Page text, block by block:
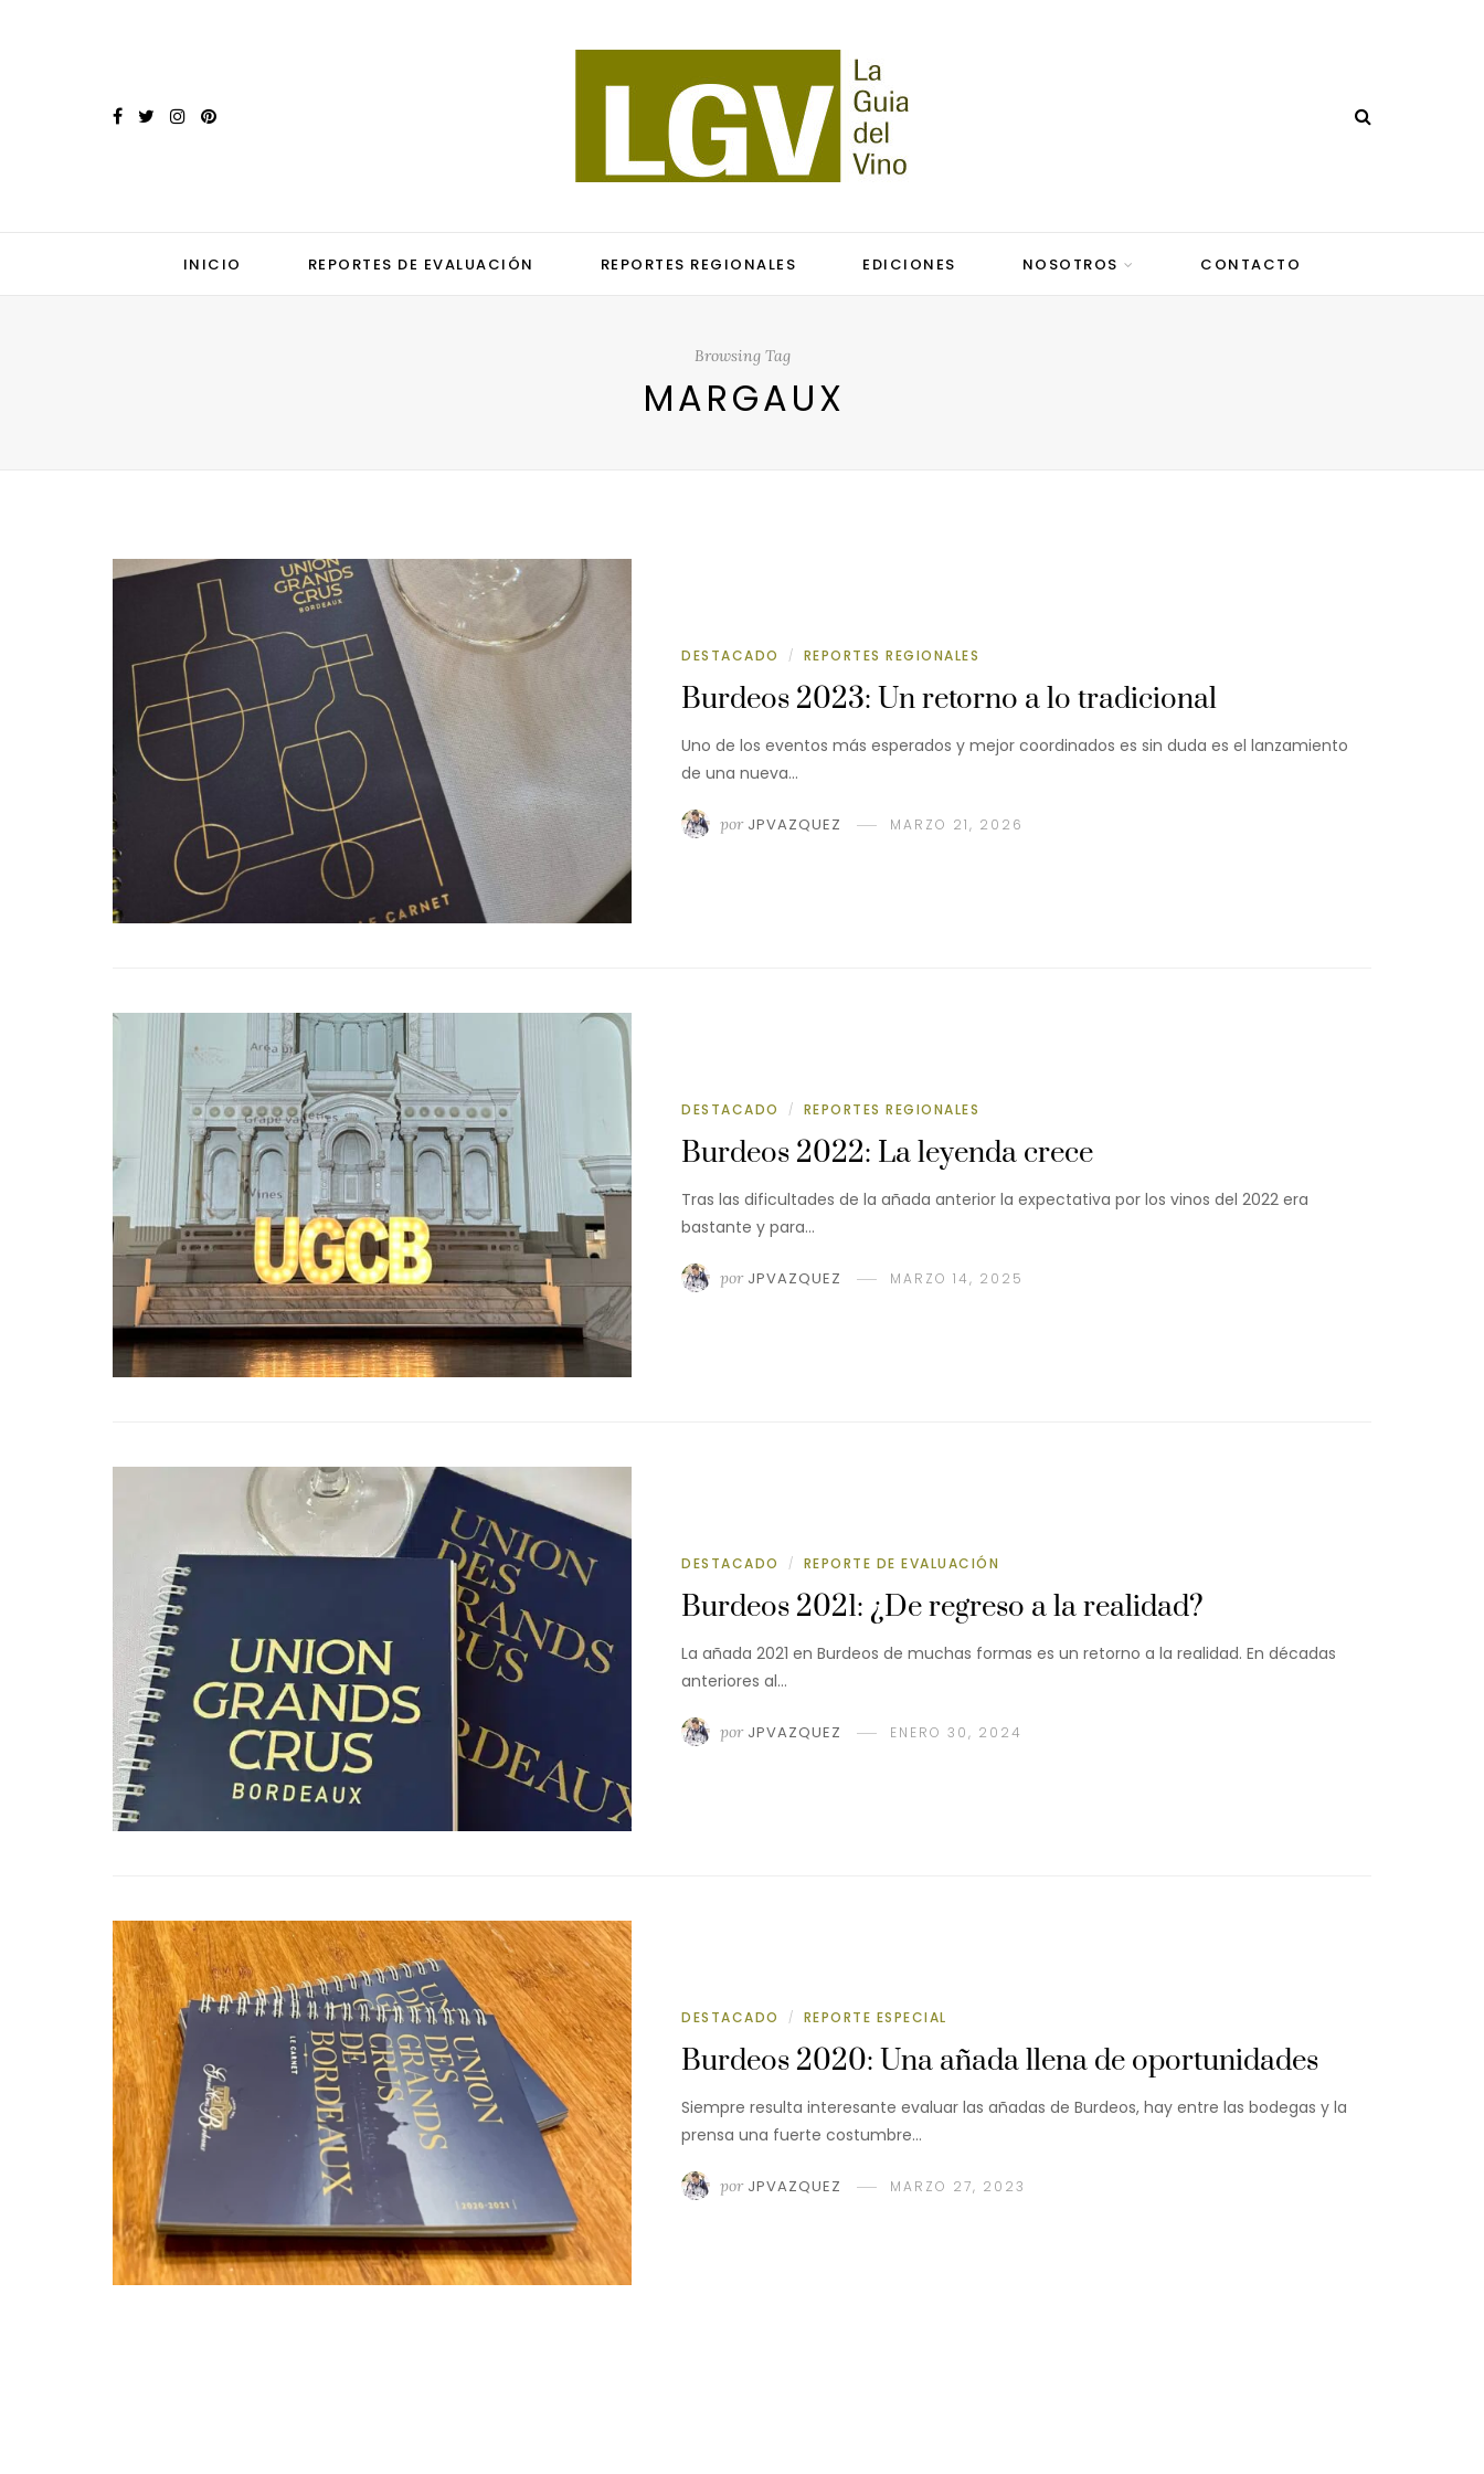
INICIO REPORTES DE EVALUACIÓN REPORTES REGIONALES EDICIONES NOSOTROS CONTACTO
Browsing Tag
MARGAUX
DESTACADO / REPORTES REGIONALES
Burdeos 2023: Un retorno a lo tradicional
Uno de los eventos más esperados y mejor coordinados es sin duda es el lanzamiento
de una nueva…
por JPVAZQUEZ MARZO 21, 2026
DESTACADO / REPORTES REGIONALES
Burdeos 2022: La leyenda crece
Tras las dificultades de la añada anterior la expectativa por los vinos del 2022 era
bastante y para…
por JPVAZQUEZ MARZO 14, 2025
DESTACADO / REPORTE DE EVALUACIÓN
Burdeos 2021: ¿De regreso a la realidad?
La añada 2021 en Burdeos de muchas formas es un retorno a la realidad. En décadas
anteriores al…
por JPVAZQUEZ ENERO 30, 2024
DESTACADO / REPORTE ESPECIAL
Burdeos 2020: Una añada llena de oportunidades
Siempre resulta interesante evaluar las añadas de Burdeos, hay entre las bodegas y la
prensa una fuerte costumbre…
por JPVAZQUEZ MARZO 27, 2023